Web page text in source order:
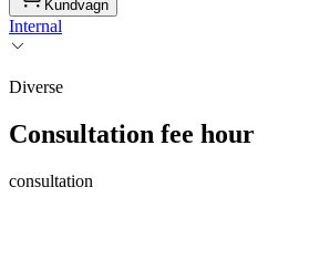
Kundvagn
Internal
Diverse
Consultation fee hour
consultation